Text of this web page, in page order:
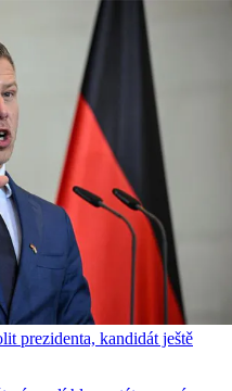
prezidenta, kandidát ještě